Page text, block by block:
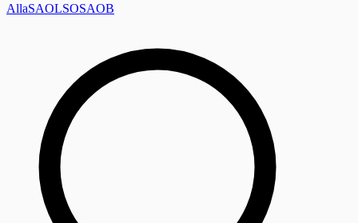
AllaSAOLSOSAOB